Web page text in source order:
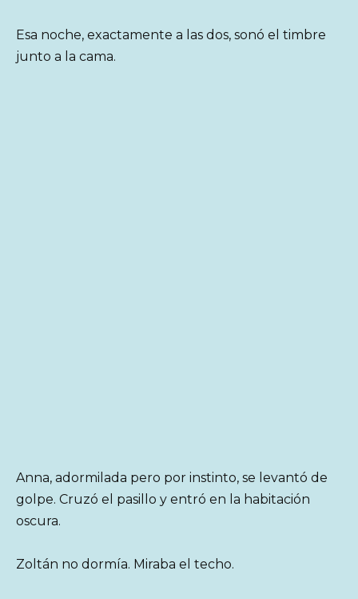
Esa noche, exactamente a las dos, sonó el timbre
junto a la cama.
Anna, adormilada pero por instinto, se levantó de
golpe. Cruzó el pasillo y entró en la habitación
oscura.
Zoltán no dormía. Miraba el techo.